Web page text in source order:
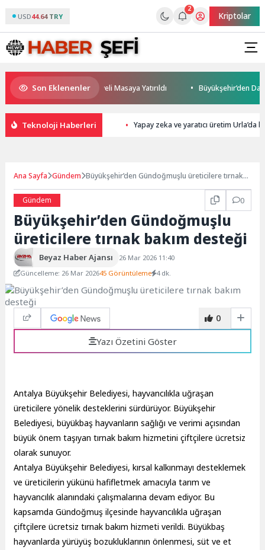
USD44.64 TRY
2
Kriptolar
Son Eklenenler
ve Yatırım Potansiyeli Masaya Yatırıldı Büyükşehir’den
Teknoloji Haberleri Yapay zeka ve yaratıcı üretim Urla’da
Ana Sayfa Gündem Büyükşehir’den Gündoğmuşlu üreticilere tırnak
Gündem
0
Büyükşehir’den Gündoğmuşlu
üreticilere tırnak bakım desteği
Beyaz Haber Ajansı
26 Mar 2026 11:40
Güncelleme: 26 Mar 202645 Görüntüleme 4 dk.
0
Yazı Özetini Göster
Antalya Büyükşehir Belediyesi, hayvancılıkla uğraşan
üreticilere yönelik desteklerini sürdürüyor. Büyükşehir
Belediyesi, büyükbaş hayvanların sağlığı ve verimi açısından
büyük önem taşıyan tırnak bakım hizmetini çiftçilere ücretsiz
olarak sunuyor.
Antalya Büyükşehir Belediyesi, kırsal kalkınmayı desteklemek
ve üreticilerin yükünü hafifletmek amacıyla tarım ve
hayvancılık alanındaki çalışmalarına devam ediyor. Bu
kapsamda Gündoğmuş ilçesinde hayvancılıkla uğraşan
çiftçilere ücretsiz tırnak bakım hizmeti verildi. Büyükbaş
hayvanlarda yürüyüş bozukluklarının önlenmesi, süt ve et